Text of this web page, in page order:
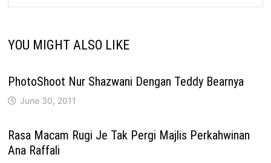
YOU MIGHT ALSO LIKE
PhotoShoot Nur Shazwani Dengan Teddy Bearnya
June 30, 2011
Rasa Macam Rugi Je Tak Pergi Majlis Perkahwinan
Ana Raffali